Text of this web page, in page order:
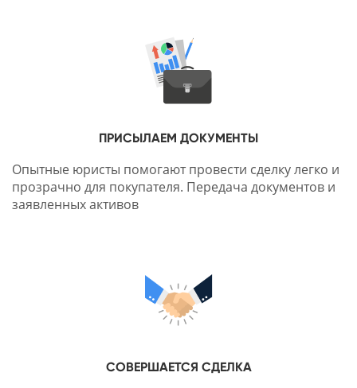
ПРИСЫЛАЕМ ДОКУМЕНТЫ
Опытные юристы помогают провести сделку легко и
прозрачно для покупателя. Передача документов и
заявленных активов
СОВЕРШАЕТСЯ СДЕЛКА